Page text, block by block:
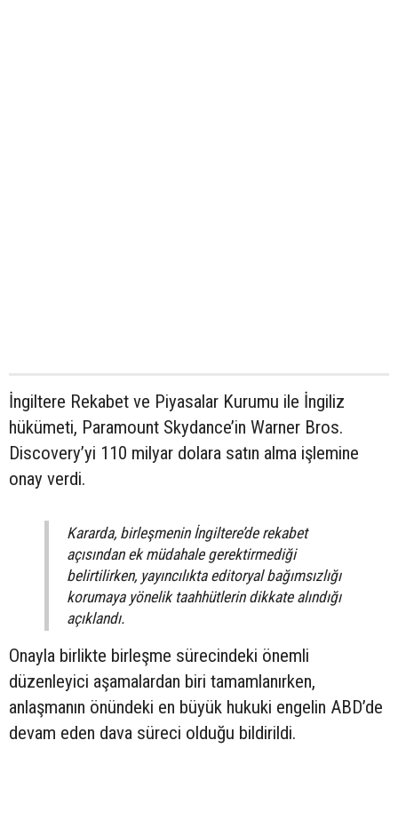
İngiltere Rekabet ve Piyasalar Kurumu ile İngiliz
hükümeti, Paramount Skydance’in Warner Bros.
Discovery’yi 110 milyar dolara satın alma işlemine
onay verdi.
Kararda, birleşmenin İngiltere’de rekabet
açısından ek müdahale gerektirmediği
belirtilirken, yayıncılıkta editoryal bağımsızlığı
korumaya yönelik taahhütlerin dikkate alındığı
açıklandı.
Onayla birlikte birleşme sürecindeki önemli
düzenleyici aşamalardan biri tamamlanırken,
anlaşmanın önündeki en büyük hukuki engelin ABD’de
devam eden dava süreci olduğu bildirildi.